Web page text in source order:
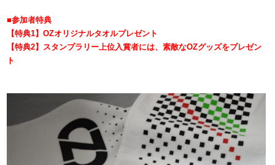
■参加者特典
【特典1】OZオリジナルタオルプレゼント
【特典2】 スタンプラリー上位入賞者には、素敵なOZグッズをプレゼン
ト